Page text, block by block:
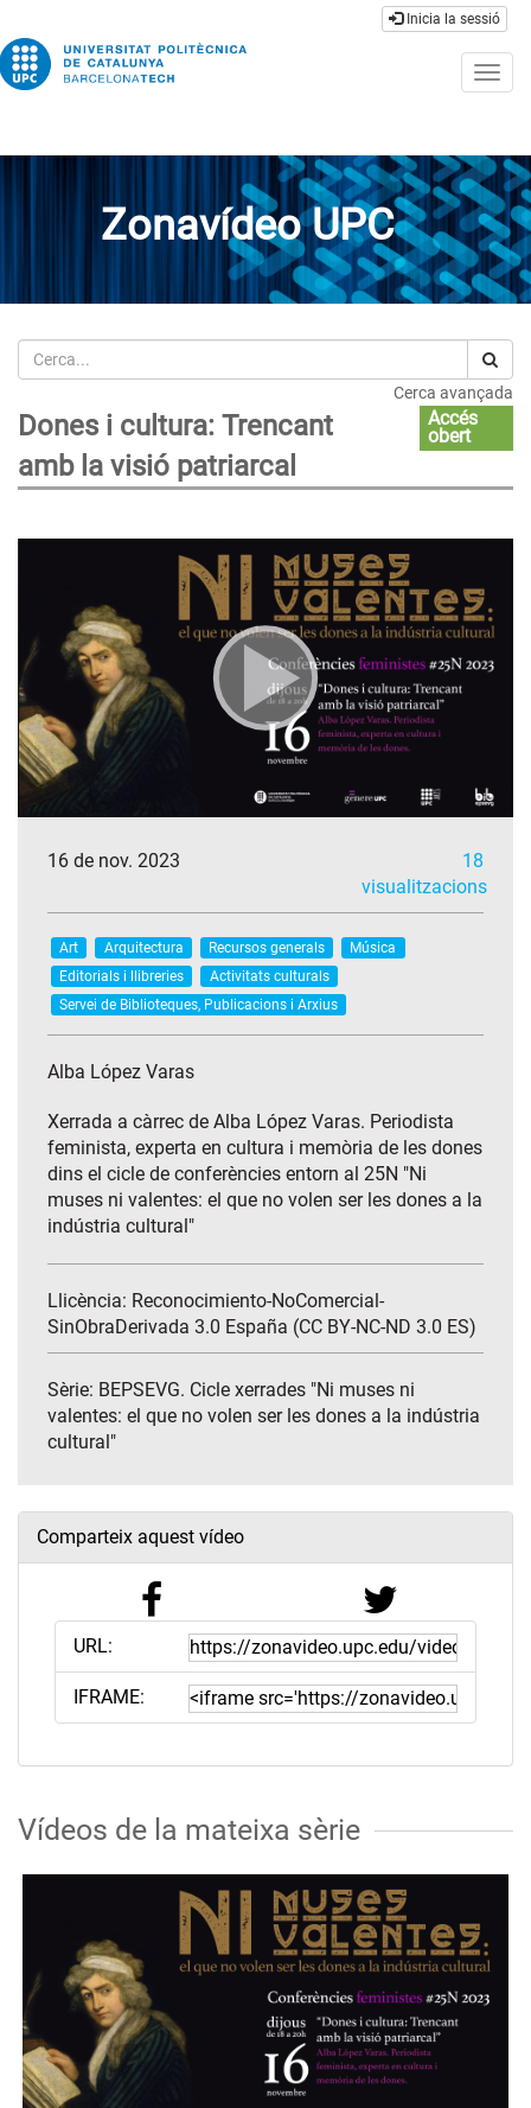
Inicia la sessió
Zonavídeo UPC
Cerca
Cerca avançada
Dones i cultura: Trencant
amb la visió patriarcal
Accés
obert
16 de nov. 2023
18
visualitzacions
Art Arquitectura Recursos generals
Música
Editorials i llibreries
Activitats culturals
Servei de Biblioteques, Publicacions i Arxius
Alba López Varas
Xerrada a càrrec de Alba López Varas. Periodista
feminista, experta en cultura i memòria de les dones
dins el cicle de conferències entorn al 25N "Ni
muses ni valentes: el que no volen ser les dones a la
indústria cultural"
Llicència: Reconocimiento-NoComercial-
SinObraDerivada 3.0 España (CC BY-NC-ND 3.0 ES)
Sèrie: BEPSEVG. Cicle xerrades "Ni muses ni
valentes: el que no volen ser les dones a la indústria
cultural"
Comparteix aquest vídeo
URL:
IFRAME:
Vídeos de la mateixa sèrie